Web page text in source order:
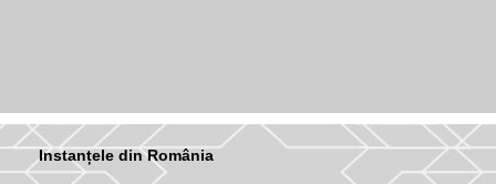
Instanțele din România